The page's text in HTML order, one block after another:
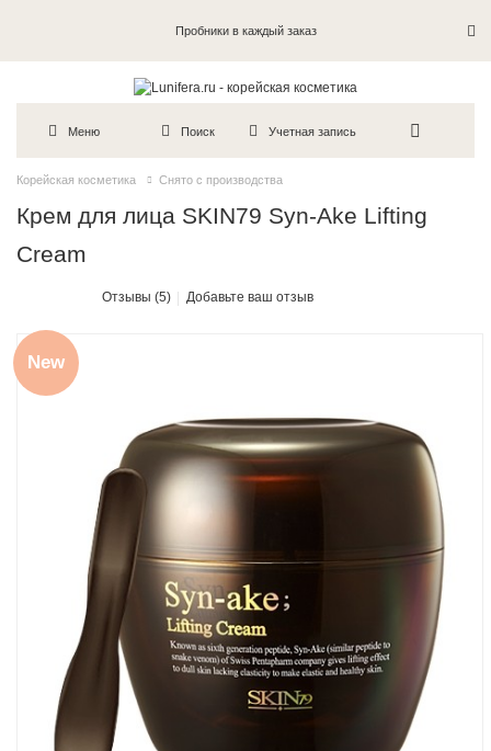
Пробники в каждый заказ
Меню Поиск Учетная запись
Корейская косметика Снято с производства
Крем для лица SKIN79 Syn-Ake Lifting
Cream
Отзывы (5) Добавьте ваш отзыв
New